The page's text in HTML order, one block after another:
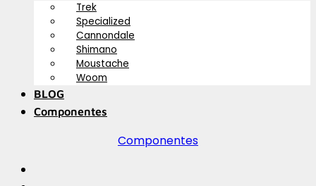
Trek
Specialized
Cannondale
Shimano
Moustache
Woom
BLOG
Componentes
Componentes